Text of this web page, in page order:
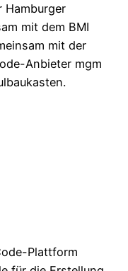
Hamburger
mit dem BMI
mit der
Anbieter mgm
Plattform